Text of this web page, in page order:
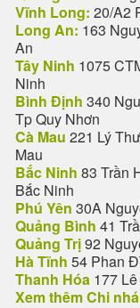
Vĩnh Long: 20/A2
Long An: 163
An
Tây Ninh 1075
Ninh
Bình Định 340
Tp Quy Nhơn
Cà Mau 221 Lý
Mau
Bắc Ninh 83 Trần
Bắc Ninh
Phú Yên 30A
Quảng Bình 41
Quảng Trị92
Hà Tĩnh 54 Phan
Thanh Hóa 177
Xem thêm Chi